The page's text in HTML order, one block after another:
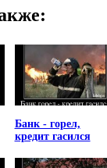
Банк - горел,
кредит гасился